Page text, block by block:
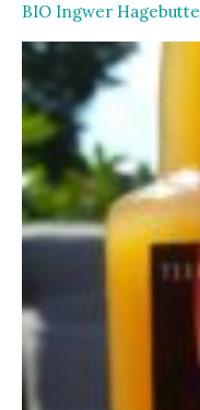
BIO Ingwer Hagebutte